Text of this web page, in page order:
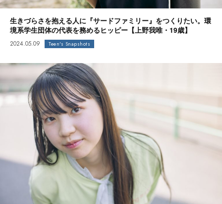
生きづらさを抱える人に『サードファミリー』をつくりたい。環
境系学生団体の代表を務めるヒッピー【上野我唯・19歳】
2024.05.09 Teen's Snapshots